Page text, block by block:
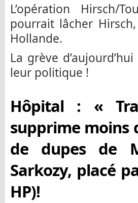
L’opération Hirsch/
pourrait lâcher
Hollande.
La grève
leur politique !
Hôpital : «
supprime moins
de dupes de
Sarkozy, placé
HP)!